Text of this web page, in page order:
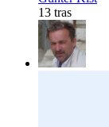
13 tras